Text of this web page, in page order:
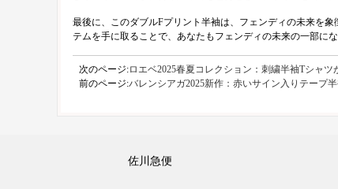
最後に、このダブルFプリント半袖は、フェンディの未来を
テムを手に取ることで、あなたもフェンディの未来の一部にな
次のページ:ロエベ2025春夏コレクション：刺繍半袖Tシャ
前のページ:バレンシアガ2025新作：赤いサイン入りテープ
佐川急便